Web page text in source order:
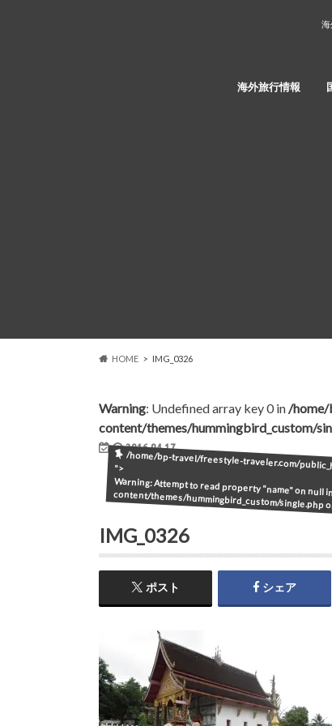
海
海外旅行情報
HOME IMG_0326
Warning: Undefined array key 0 in/home/
content/themes/hummingbird_custom/
2016.04.17
/home/bp-travel/freestyle-traveler.com/
">
Warning: Attempt to read property "name" on null in
content/themes/hummingbird_custom/single.php
IMG_0326
ポスト シェア